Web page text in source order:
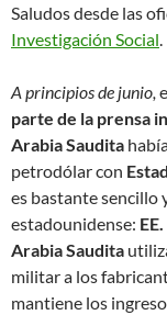
Saludos desde las
Investigación Social
A principios de junio,
parte de la prensa
Arabia Saudita
petrodólar con
es bastante sencillo
estadounidense:
Arabia Saudita
militar a los
mantiene los